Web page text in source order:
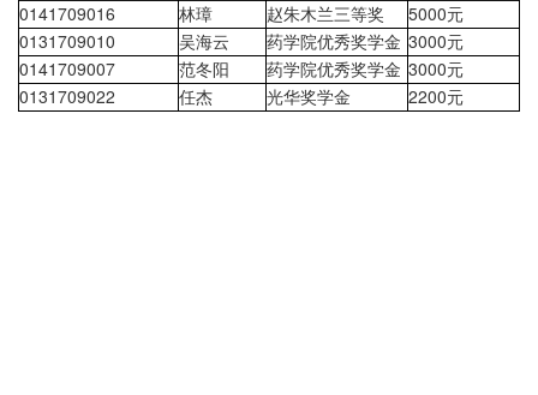
0141709016 林璋 赵朱木兰三等奖 5000元
0131709010 吴海云 药学院优秀奖学金 3000元
0141709007 范冬阳 药学院优秀奖学金 3000元
0131709022 任杰 光华奖学金 2200元